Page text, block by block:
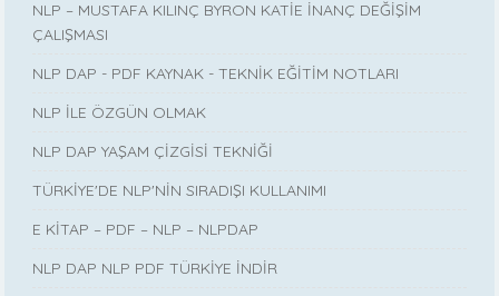
NLP – MUSTAFA KILINÇ BYRON KATİE İNANÇ DEĞİŞİM
ÇALIŞMASI
NLP DAP - PDF KAYNAK - TEKNİK EĞİTİM NOTLARI
NLP İLE ÖZGÜN OLMAK
NLP DAP YAŞAM ÇİZGİSİ TEKNİĞİ
TÜRKİYE'DE NLP'NİN SIRADIŞI KULLANIMI
E KİTAP – PDF – NLP – NLPDAP
NLP DAP NLP PDF TÜRKİYE İNDİR